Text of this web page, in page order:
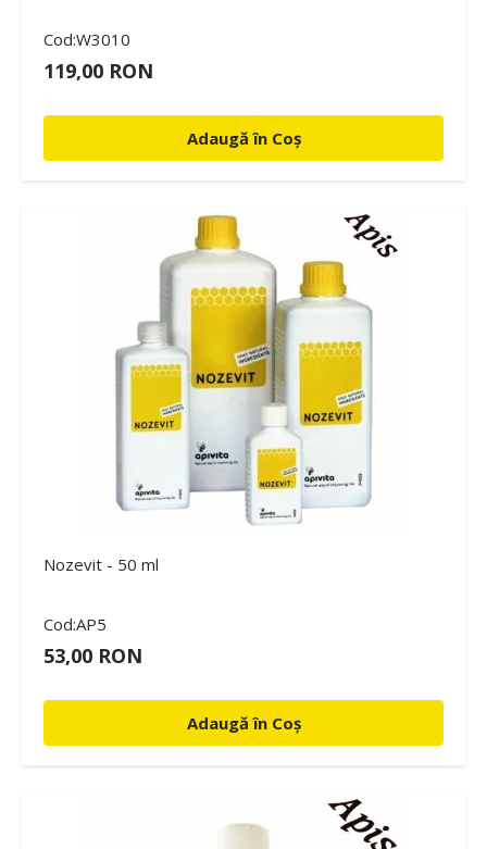
Cod:W3010
119,00 RON
Adaugă în Coș
Nozevit - 50 ml
Cod:AP5
53,00 RON
Adaugă în Coș